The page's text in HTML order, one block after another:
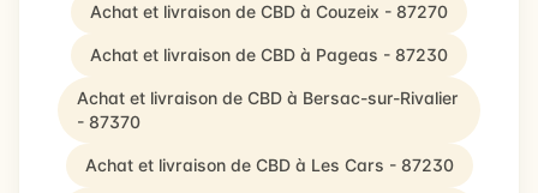
Achat et livraison de CBD à Couzeix - 87270
Achat et livraison de CBD à Pageas - 87230
Achat et livraison de CBD à Bersac-sur-Rivalier
- 87370
Achat et livraison de CBD à Les Cars - 87230